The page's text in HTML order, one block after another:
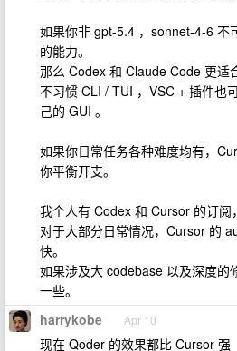
如果你非 gpt-5.4 ，sonnet-4-6 不
的能力。
那么 Codex 和 Claude Code 更适
不习惯 CLI / TUI ，VSC + 插件也
己的 GUI 。
如果你日常任务各种难度均有，
你平衡开支。
我个人有 Codex 和 Cursor 的订阅
对于大部分日常情况，Cursor 的
快。
如果涉及大 codebase 以及深度的
一些。
harrykobe Apr 10
现在 Qoder 的效果都比 Cursor 强